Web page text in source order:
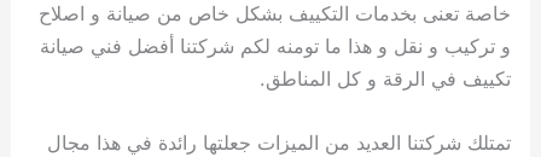
خاصة تعنى بخدمات التكييف بشكل خاص من صيانة و اصلاح
و تركيب و نقل و هذا ما تومنه لكم شركتنا أفضل فني صيانة
تكييف في الرقة و كل المناطق.
تمتلك شركتنا العديد من الميزات جعلتها رائدة في هذا مجال